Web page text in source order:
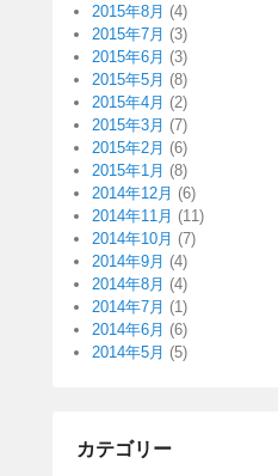
2015年8月 (4)
2015年7月 (3)
2015年6月 (3)
2015年5月 (8)
2015年4月 (2)
2015年3月 (7)
2015年2月 (6)
2015年1月 (8)
2014年12月 (6)
2014年11月 (11)
2014年10月 (7)
2014年9月 (4)
2014年8月 (4)
2014年7月 (1)
2014年6月 (6)
2014年5月 (5)
カテゴリー